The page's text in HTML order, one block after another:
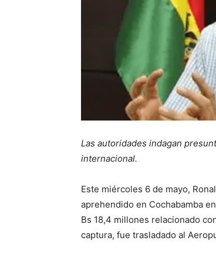
Las autoridades indagan
internacional.
Este miércoles 6 de mayo,
aprehendido en Cochabamba
Bs 18,4 millones relacionado
captura, fue trasladado al